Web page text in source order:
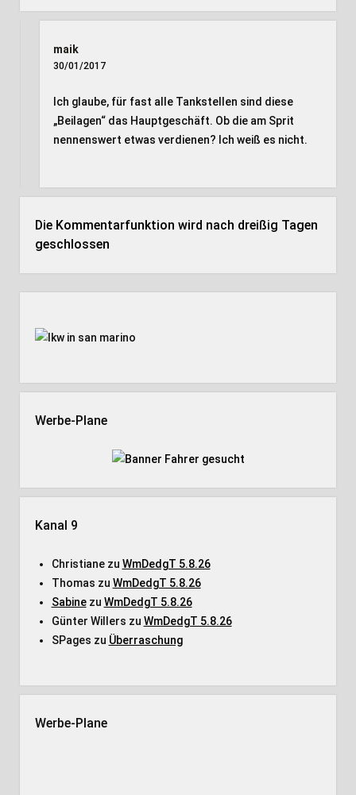
maik
30/01/2017
Ich glaube, für fast alle Tankstellen sind diese
„Beilagen“ das Hauptgeschäft. Ob die am Sprit
nennenswert etwas verdienen? Ich weiß es nicht.
Die Kommentarfunktion wird nach dreißig Tagen
geschlossen
Werbe-Plane
Kanal 9
Christianezu WmDedgT 5.8.26
Thomas zu WmDedgT 5.8.26
Sabinezu WmDedgT 5.8.26
Günter Willers zu WmDedgT 5.8.26
SPages zu Überraschung
Werbe-Plane